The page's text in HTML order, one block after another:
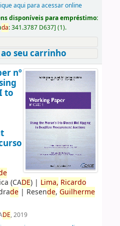
aqui para acessar online
disponíveis para empréstimo:
da:341.3787 D637] (1).
seu carrinho
nº
to
(CADE)| Lima, Ricardo
de| Resende, Guilherme
DE, 2019